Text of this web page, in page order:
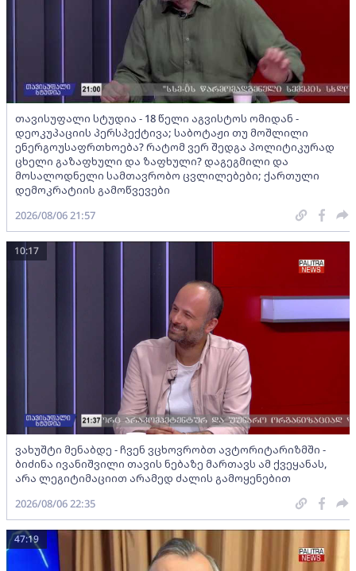
თავისუფალი სტუდია - 18 წელი აგვისტოს ომიდან -
დეოკუპაციის პერსპექტივა; საბოტაჟი თუ მოშლილი
ენერგოუსაფრთხოება? რატომ ვერ შედგა პოლიტიკურად
ცხელი გაზაფხული და ზაფხული? დაგეგმილი და
მოსალოდნელი სამთავრობო ცვლილებები; ქართული
დემოკრატიის გამოწვევები
2026/08/06 21:57
ვახუშტი მენაბდე - ჩვენ ვცხოვრობთ ავტორიტარიზმში -
ბიძინა ივანიშვილი თავის ნებაზე მართავს ამ ქვეყანას,
არა ლეგიტიმაციით არამედ ძალის გამოყენებით
10:17
2026/08/06 22:35
47:19